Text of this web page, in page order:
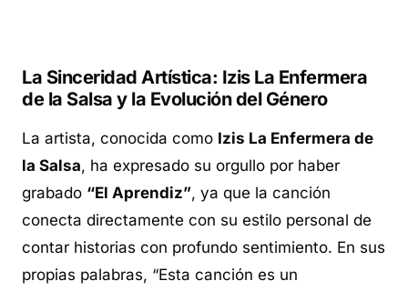
La Sinceridad Artística: Izis La Enfermera
de la Salsa y la Evolución del Género
La artista, conocida como Izis La Enfermera de
la Salsa, ha expresado su orgullo por haber
grabado “El Aprendiz”, ya que la canción
conecta directamente con su estilo personal de
contar historias con profundo sentimiento. En sus
propias palabras, “Esta canción es un